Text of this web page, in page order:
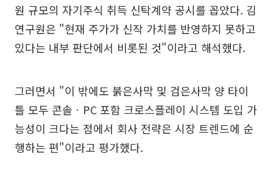
원 규모의 자기주식 취득 신탁계약 공시를 꼽았다. 김
연구원은 "현재 주가가 신작 가치를 반영하지 못하고
있다는 내부 판단에서 비롯된 것"이라고 해석했다.
그러면서 "이 밖에도 붉은사막 및 검은사막 양 타이
틀 모두 콘솔ㆍPC 포함 크로스플레이 시스템 도입 가
능성이 크다는 점에서 회사 전략은 시장 트렌드에 순
행하는 편"이라고 평가했다.